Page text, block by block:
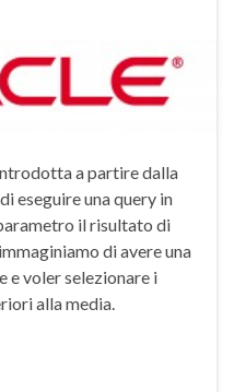
a partire dalla
eseguire una query in
il risultato di
di avere una
e voler selezionare i
alla media.